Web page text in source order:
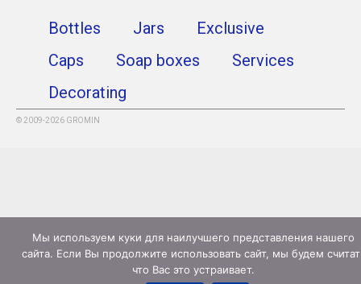
Bottles Jars
Exclusive
Caps
Soap boxes
Services
Decorating
© 2009-2026 GROMIN
Мы используем куки для наилучшего представления нашего
сайта. Если Вы продолжите использовать сайт, мы будем
что Вас это устраивает.